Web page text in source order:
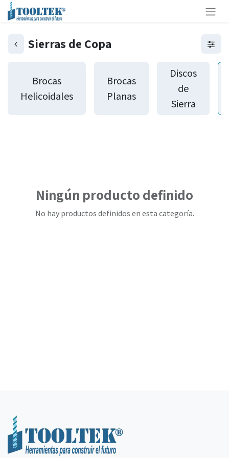
Sierras de Copa
Brocas
Helicoidales
Brocas
Planas
Discos
de
Sierra
Ningún producto definido
No hay productos definidos en esta categoría.